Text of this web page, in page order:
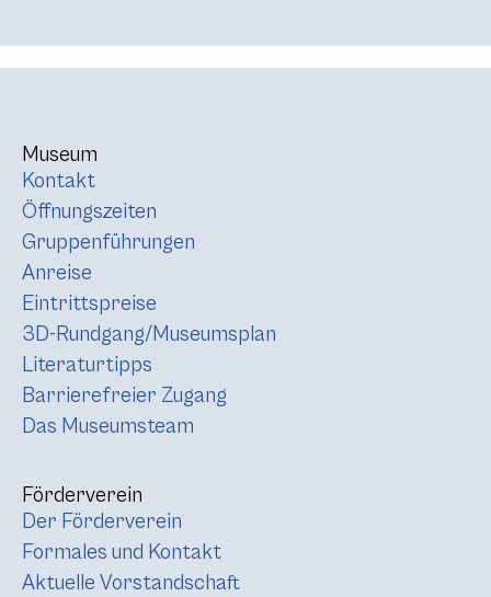
Museum
Kontakt
Öffnungszeiten
Gruppenführungen
Anreise
Eintrittspreise
3D-Rundgang/Museumsplan
Literaturtipps
Barrierefreier Zugang
Das Museumsteam
Förderverein
Der Förderverein
Formales und Kontakt
Aktuelle Vorstandschaft